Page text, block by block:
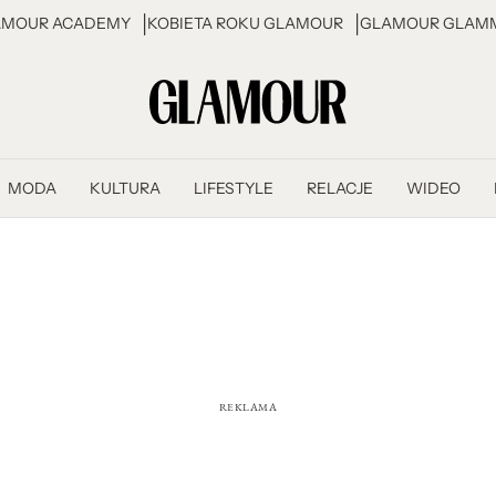
ACADEMY KOBIETA ROKU GLAMOUR GLAMOUR
MODA KULTURA LIFESTYLE RELACJE WIDEO